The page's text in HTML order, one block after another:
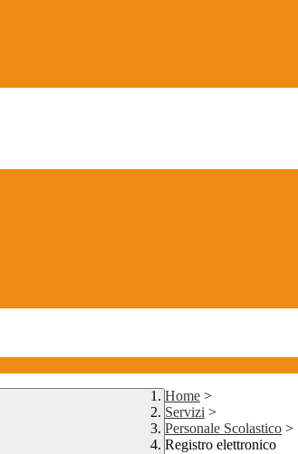
Home >
Servizi >
Personale Scolastico >
Registro elettronico